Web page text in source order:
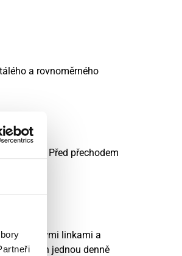
a rovnoměrného
Před přechodem
jemnými linkami a
nanášen jednou denně